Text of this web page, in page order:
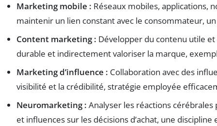
Marketing mobile : Réseaux mobiles, applications,
maintenir un lien constant avec le consommateur,
Content marketing : Développer du contenu utile
durable et indirectement valoriser la marque,
Marketing d’influence : Collaboration avec des
visibilité et la crédibilité, stratégie employée
Neuromarketing : Analyser les réactions
et influences sur les décisions d’achat, une